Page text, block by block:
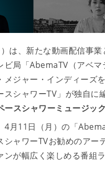
は、新たな動画配信事
局「AbemaTV（アベ
ジャー・インディーズ
シャワーTV」が独自に
ースシャワーミュージッ
4月11日（月）の「
ャワーTVお勧めのアー
が幅広く楽しめる番組